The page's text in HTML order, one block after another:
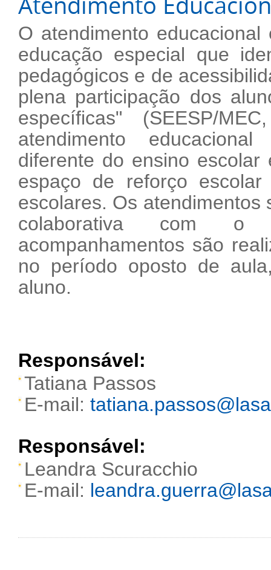
O atendimento
educação especial que
pedagógicos e de
plena participação dos
específicas" (SEESP/
atendimento
diferente do ensino
espaço de reforço
escolares. Os
colaborativa com o
acompanhamentos são
no período oposto de
aluno.
Responsável:
Tatiana Passos
E-mail:
Responsável:
Leandra Scuracchio
E-mail: